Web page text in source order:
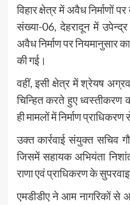
विहार क्षेत्र में अवैध निर्माणों
संख्या-06, देहरादून में उपेन्द्र
अवैध निर्माण पर नियमानुसार
की गई।
वहीं, इसी क्षेत्र में श्रेयष
चिन्हित करते हुए ध्वस्तीकरण
ही मामलों में निर्माण
उक्त कार्रवाई संयुक्त सचिव
जिसमें सहायक अभियंता
राणा एवं प्राधिकरण के
एमडीडीए ने आम नागरिकों से